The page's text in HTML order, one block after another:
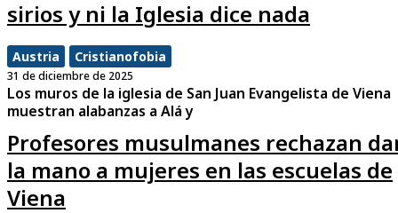
sirios y ni la Iglesia dice nada
Austria Cristianofobia
31 de diciembre de 2025
Los muros de la iglesia de San Juan Evangelista de Viena
muestran alabanzas a Alá y
Profesores musulmanes rechazan
la mano a mujeres en las escuelas de
Viena